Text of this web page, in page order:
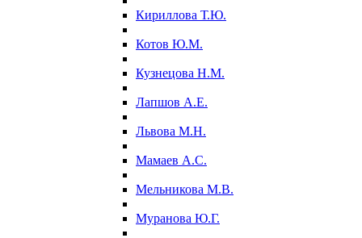
Кириллова Т.Ю.
Котов Ю.М.
Кузнецова Н.М.
Лапшов А.Е.
Львова М.Н.
Мамаев А.С.
Мельникова М.В.
Муранова Ю.Г.